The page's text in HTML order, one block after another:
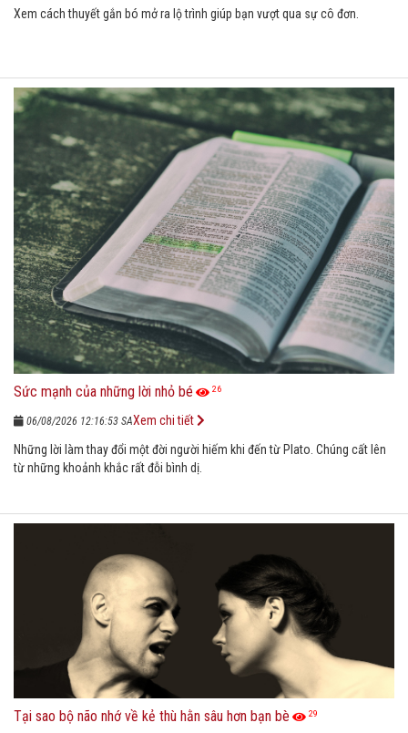
Xem cách thuyết gắn bó mở ra lộ trình giúp bạn vượt qua sự cô đơn.
Sức mạnh của những lời nhỏ bé 26
06/08/2026 12:16:53 SA
Những lời làm thay đổi một đời người hiếm khi đến từ Plato. Chúng cất lên
từ những khoảnh khắc rất đỗi bình dị.
Xem chi tiết
Tại sao bộ não nhớ về kẻ thù hằn sâu hơn bạn bè 29